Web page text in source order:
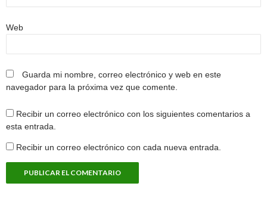
Web
Guarda mi nombre, correo electrónico y web en este
navegador para la próxima vez que comente.
Recibir un correo electrónico con los siguientes comentarios a
esta entrada.
Recibir un correo electrónico con cada nueva entrada.